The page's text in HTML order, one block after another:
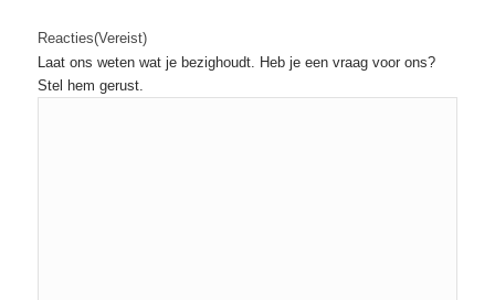
Reacties(Vereist)
Laat ons weten wat je bezighoudt. Heb je een vraag voor ons?
Stel hem gerust.